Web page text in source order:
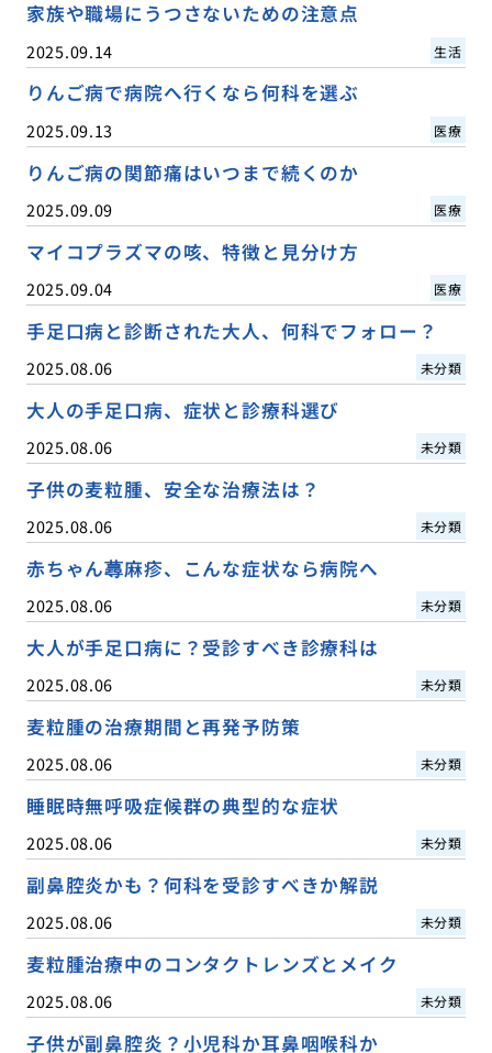
家族や職場にうつさないための注意点
2025.09.14 生活
りんご病で病院へ行くなら何科を選ぶ
2025.09.13 医療
りんご病の関節痛はいつまで続くのか
2025.09.09 医療
マイコプラズマの咳、特徴と見分け方
2025.09.04 医療
手足口病と診断された大人、何科でフォロー？
2025.08.06 未分類
大人の手足口病、症状と診療科選び
2025.08.06 未分類
子供の麦粒腫、安全な治療法は？
2025.08.06 未分類
赤ちゃん蕁麻疹、こんな症状なら病院へ
2025.08.06 未分類
大人が手足口病に？受診すべき診療科は
2025.08.06 未分類
麦粒腫の治療期間と再発予防策
2025.08.06 未分類
睡眠時無呼吸症候群の典型的な症状
2025.08.06 未分類
副鼻腔炎かも？何科を受診すべきか解説
2025.08.06 未分類
麦粒腫治療中のコンタクトレンズとメイク
2025.08.06 未分類
子供が副鼻腔炎？小児科か耳鼻咽喉科か